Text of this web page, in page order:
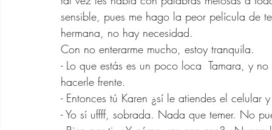
sensible, pues me hago la peor película de
hermana, no hay necesidad.
Con no enterarme mucho, estoy tranquila.
- Lo que estás es un poco loca  Tamara, y
hacerle frente.
- Entonces tú Karen ¿sí le atiendes el
- Yo sí uffff, sobrada. Nada que temer. No